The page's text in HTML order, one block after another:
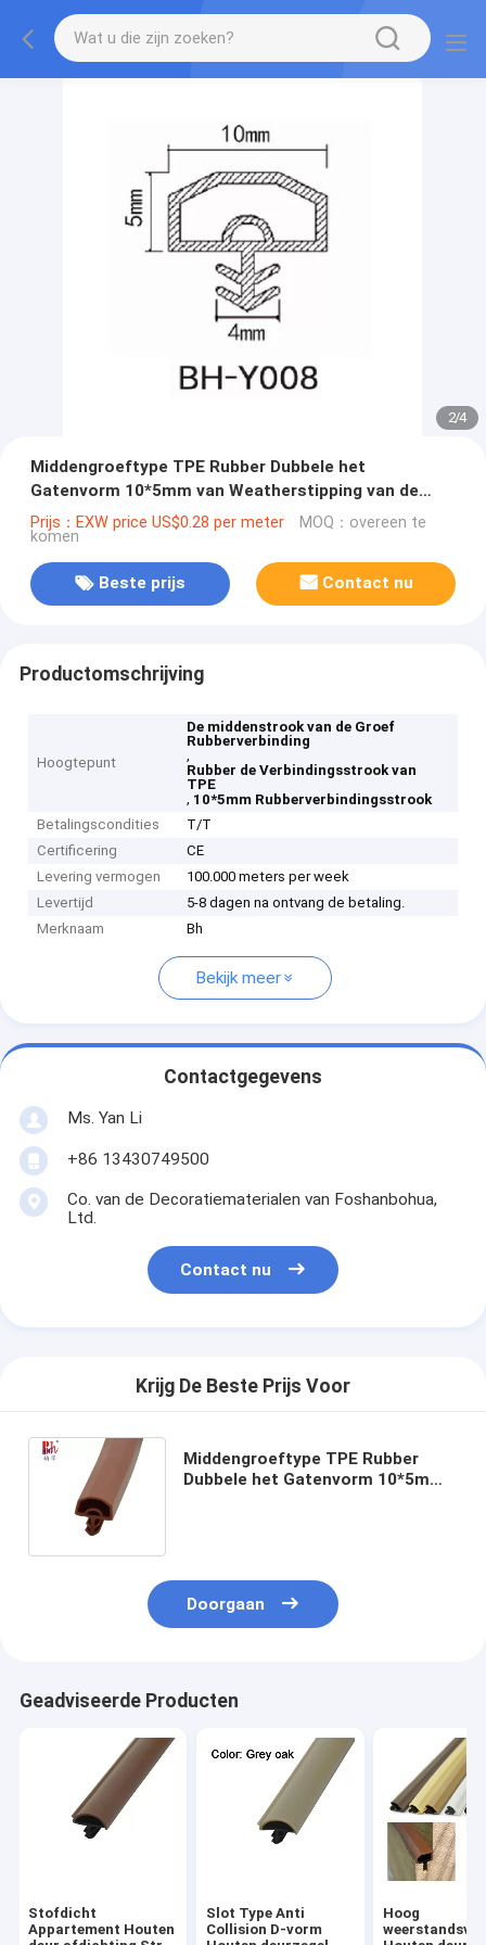
2/4
Middengroeftype TPE Rubber Dubbele het
Gatenvorm 10*5mm van Weatherstipping van de
Verbindingsstrook
Prijs：EXW price US$0.28 per meter MOQ：overeen te
komen
Beste prijs Contact nu
Productomschrijving
Hoogtepunt
De middenstrook van de Groef
Rubberverbinding
,
Rubber de Verbindingsstrook van
TPE
, 10*5mm Rubberverbindingsstrook
Betalingscondities
T/T
Certificering
CE
Levering vermogen
100.000 meters per week
Levertijd
5-8 dagen na ontvang de betaling.
Merknaam
Bh
Bekijk meer
Contactgegevens
Ms. Yan Li
+86 13430749500
Co. van de Decoratiematerialen van Foshanbohua,
Ltd.
Contact nu
Krijg De Beste Prijs Voor
Middengroeftype TPE Rubber
Dubbele het Gatenvorm 10*5mm
Doorgaan
Geadviseerde Producten
Stofdicht
Appartement Houten
Slot Type Anti
Collision D-vorm
Hoog